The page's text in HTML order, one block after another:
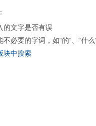
的文字是否有误
必要的字词，如“的”、“什么
块中搜索